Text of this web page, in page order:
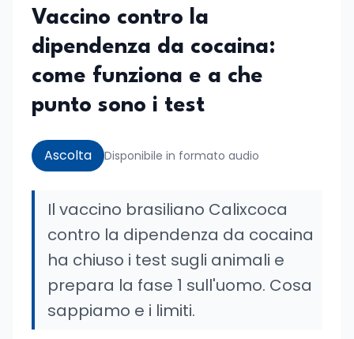
Vaccino contro la
dipendenza da cocaina:
come funziona e a che
punto sono i test
Ascolta Disponibile in formato audio
Il vaccino brasiliano Calixcoca
contro la dipendenza da cocaina
ha chiuso i test sugli animali e
prepara la fase 1 sull'uomo. Cosa
sappiamo e i limiti.